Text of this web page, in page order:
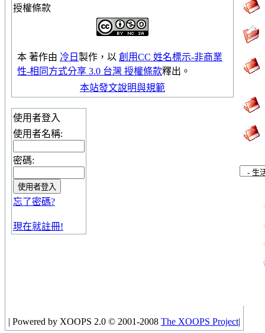
授權條款
本 著作由 冷日 製作，以 創用CC 姓名標示-非商業
性-相同方式分享 3.0 台灣 授權條款釋出。
本站發文說明與規範
使用者登入
使用者名稱:
密碼:
忘了密碼?
現在就註冊!
| Powered by XOOPS 2.0 © 2001-2008 The XOOPS Project|